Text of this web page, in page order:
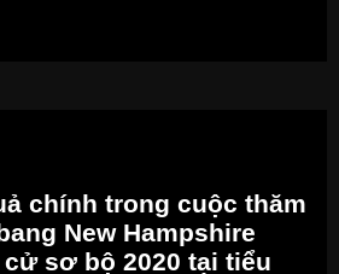
chính trong cuộc thăm
New Hampshire
sơ bộ 2020 tại tiểu